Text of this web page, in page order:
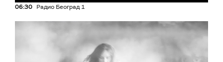
06:30 Радио Београд 1